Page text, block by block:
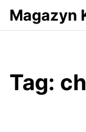
Przejdź do serwisu
Magazyn
Tag: